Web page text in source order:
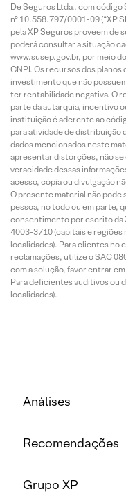
De Seguros Ltda., com código
n° 10.558.797/0001-09 (“XP
pela XP Seguros proveem de
poderá consultar a situação
www.susep.gov.br, por meio
CNPJ. Os recursos dos
investimento que não
ter rentabilidade negativa. O
parte da autarquia, incentivo
instituição é aderente ao
para atividade de distribuição
dados mencionados neste
apresentar distorções, não se
veracidade dessas
acesso, cópia ou divulgação
O presente material não
pessoa, no todo ou em parte,
consentimento por escrito da
4003-3710 (capitais e
localidades). Para clientes
reclamações, utilize o SAC
com a solução, favor entrar
Para deficientes auditivos ou
localidades).
Análises
Recomendações
Grupo XP